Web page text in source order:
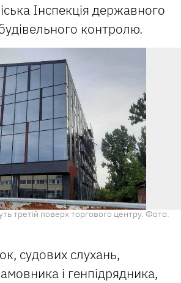
Інспекція державного
контролю.
третій поверх торгового центру. Фото:
судових слухань,
і генпідрядника,